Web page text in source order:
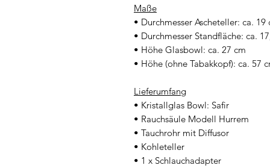
Maße
• Durchmesser Ascheteller: ca. 19
• Durchmesser Standfläche: ca.
• Höhe Glasbowl: ca. 27 cm
• Höhe (ohne Tabakkopf): ca. 57
Lieferumfang
• Kristallglas Bowl: Safir
• Rauchsäule Modell Hurrem
• Tauchrohr mit Diffusor
• Kohleteller
• 1 x Schlauchadapter